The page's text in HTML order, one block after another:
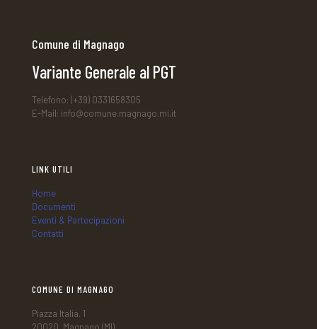
Comune di Magnago
Variante Generale al PGT
Telefono: (+39) 0331658305
E-Mail: info@comune.magnago.mi.it
LINK UTILI
Home
Documenti
Eventi & Partecipazioni
Contatti
COMUNE DI MAGNAGO
Piazza Italia. 1